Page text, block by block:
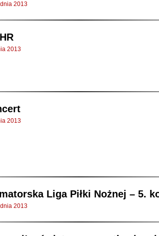
2013
2013
2013
Liga Piłki Nożnej – 5.
2013